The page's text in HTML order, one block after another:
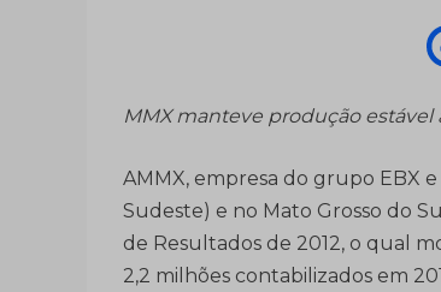
MMX manteve produção estável
AMMX, empresa do grupo EBX
Sudeste) e no Mato Grosso do
de Resultados de 2012, o qual
2,2 milhões contabilizados em